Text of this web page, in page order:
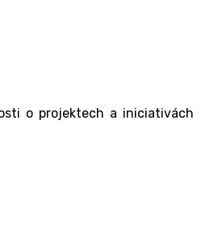
o projektech a iniciativách